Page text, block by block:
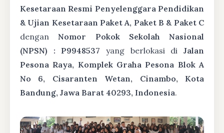
Kesetaraan Resmi Penyelenggara Pendidikan
& Ujian Kesetaraan Paket A, Paket B & Paket C
denganNomor Pokok Sekolah Nasional
(NPSN) : P9948537 yang berlokasi diJalan
Pesona Raya, Komplek Graha Pesona Blok A
No 6, Cisaranten Wetan, Cinambo, Kota
Bandung, Jawa Barat 40293, Indonesia.